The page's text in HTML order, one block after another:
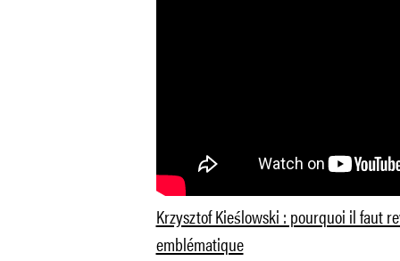
Krzysztof Kieślowski : pourquoi il faut
emblématique